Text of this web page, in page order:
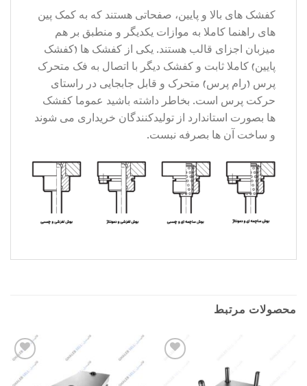
کفشک های بالا و پایین، صفحاتی هستند که به کمک پین
های راهنما کاملا به موازات یکدیگر و منطبق بر هم
میزبان اجزای قالب هستند. یکی از کفشک ها (کفشک
پایین) کاملا ثابت و کفشک دیگر با اتصال به فک متحرک
پرس (رام پرس) متحرک و قابل جابجایی در راستای
حرکت پرس است. بخاطر داشته باشید عموما کفشک
ها بصورت استاندارد از تولیدکنندگان خریداری می شوند
و ساخت آن ها بصرفه نبست.
محصولات مرتبط
Add to
wishlist